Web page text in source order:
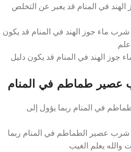
في المنام قد يعبر عن التخلص
ماء جوز الهند في المنام قد يكون
جوز الهند في المنام قد يكون دليل
عصير طماطم في المنام
في المنام ربما يؤول إلى
شرب عصير الطماطم في المنام ربما
والله يعلم الغيب